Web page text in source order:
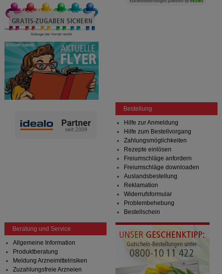
Bestellung
Hilfe zur Anmeldung
Hilfe zum Bestellvorgang
Zahlungsmöglichkeiten
Rezepte einlösen
Freiumschläge anfordern
Freiumschläge downloaden
Auslandsbestellung
Reklamation
Widerrufsformular
Problembehebung
Bestellschein
Beratung und Service
Allgemeine Information
Produktberatung
Meldung Arzneimittelrisiken
Zuzahlungsfreie Arzneien